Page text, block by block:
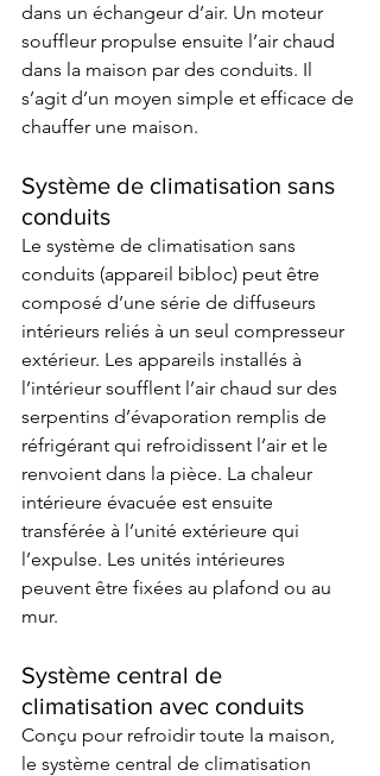
dans un échangeur d’air. Un moteur
souffleur propulse ensuite l’air chaud
dans la maison par des conduits. Il
s’agit d’un moyen simple et efficace de
chauffer une maison.
Système de climatisation sans
conduits
Le système de climatisation sans
conduits (appareil bibloc) peut être
composé d’une série de diffuseurs
intérieurs reliés à un seul compresseur
extérieur. Les appareils installés à
l’intérieur soufflent l’air chaud sur des
serpentins d’évaporation remplis de
réfrigérant qui refroidissent l’air et le
renvoient dans la pièce. La chaleur
intérieure évacuée est ensuite
transférée à l’unité extérieure qui
l’expulse. Les unités intérieures
peuvent être fixées au plafond ou au
mur.
Système central de
climatisation avec conduits
Conçu pour refroidir toute la maison,
le système central de climatisation